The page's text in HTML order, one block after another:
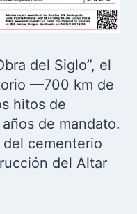
del Siglo”, el
—700 km de
hitos de
de mandato.
cementerio
del Altar